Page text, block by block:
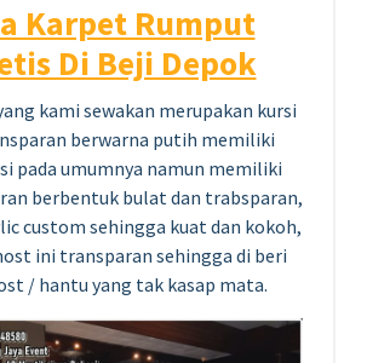
Karpet Rumput
Di Beji Depok
kami sewakan merupakan kursi
berwarna putih memiliki
pada umumnya namun memiliki
berbentuk bulat dan trabsparan,
custom sehingga kuat dan kokoh,
ini transparan sehingga di beri
/ hantu yang tak kasap mata.